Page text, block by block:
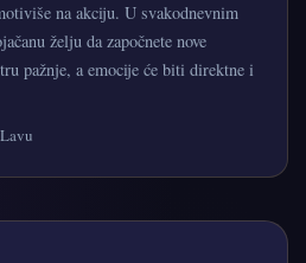
na akciju. U svakodnevnim
želju da započnete nove
pažnje, a emocije će biti direktne i